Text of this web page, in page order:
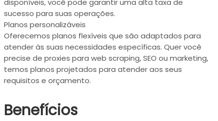
sucesso para suas operações.
Planos personalizáveis
Oferecemos planos flexíveis que são adaptados para
atender às suas necessidades específicas. Quer você
precise de proxies para web scraping, SEO ou marketing,
temos planos projetados para atender aos seus
requisitos e orçamento.
Benefícios